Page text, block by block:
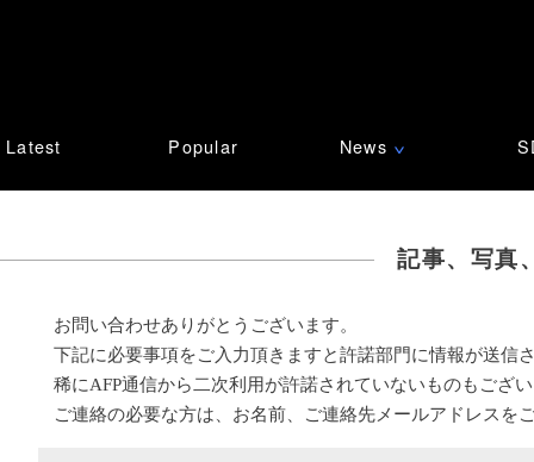
Latest Popular News ∨
記事、写真
お問い合わせありがとうございます。
下記に必要事項をご入力頂きますと許諾部門に情報が送信
稀にAFP通信から二次利用が許諾されていないものもござ
ご連絡の必要な方は、お名前、ご連絡先メールアドレスを